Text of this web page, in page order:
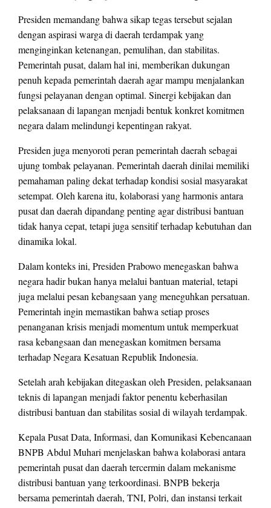
Presiden memandang bahwa sikap tegas tersebut sejalan
dengan aspirasi warga di daerah terdampak yang
menginginkan ketenangan, pemulihan, dan stabilitas.
Pemerintah pusat, dalam hal ini, memberikan dukungan
penuh kepada pemerintah daerah agar mampu menjalankan
fungsi pelayanan dengan optimal. Sinergi kebijakan dan
pelaksanaan di lapangan menjadi bentuk konkret komitmen
negara dalam melindungi kepentingan rakyat.
Presiden juga menyoroti peran pemerintah daerah sebagai
ujung tombak pelayanan. Pemerintah daerah dinilai memiliki
pemahaman paling dekat terhadap kondisi sosial masyarakat
setempat. Oleh karena itu, kolaborasi yang harmonis antara
pusat dan daerah dipandang penting agar distribusi bantuan
tidak hanya cepat, tetapi juga sensitif terhadap kebutuhan dan
dinamika lokal.
Dalam konteks ini, Presiden Prabowo menegaskan bahwa
negara hadir bukan hanya melalui bantuan material, tetapi
juga melalui pesan kebangsaan yang meneguhkan persatuan.
Pemerintah ingin memastikan bahwa setiap proses
penanganan krisis menjadi momentum untuk memperkuat
rasa kebangsaan dan menegaskan komitmen bersama
terhadap Negara Kesatuan Republik Indonesia.
Setelah arah kebijakan ditegaskan oleh Presiden, pelaksanaan
teknis di lapangan menjadi faktor penentu keberhasilan
distribusi bantuan dan stabilitas sosial di wilayah terdampak.
Kepala Pusat Data, Informasi, dan Komunikasi Kebencanaan
BNPB Abdul Muhari menjelaskan bahwa kolaborasi antara
pemerintah pusat dan daerah tercermin dalam mekanisme
distribusi bantuan yang terkoordinasi. BNPB bekerja
bersama pemerintah daerah, TNI, Polri, dan instansi terkait